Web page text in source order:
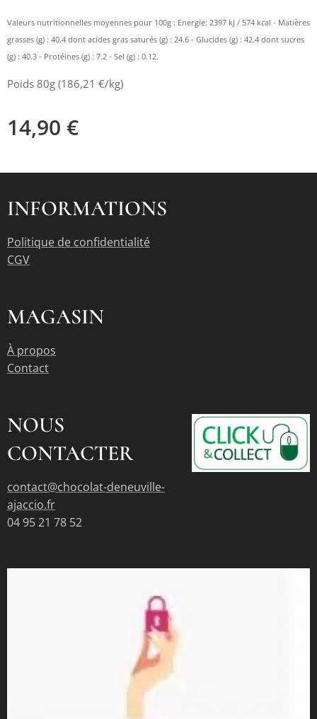
Valeurs nutritionnelles moyennes pour 100g : Energie: 2397 kJ / 574 kcal - Matières
grasses (g) : 40.4 dont acides gras saturés (g) : 24.6 - Glucides (g) : 42.4 dont sucres
(g) : 40.3 - Protéines (g) : 7.2 - Sel (g) : 0.12.
Poids 80g (186,21 €/kg)
14,90 €
INFORMATIONS
Politique de confidentialité
CGV
MAGASIN
À propos
Contact
NOUS
CONTACTER
contact@chocolat-deneuville-
ajaccio.fr
04 95 21 78 52